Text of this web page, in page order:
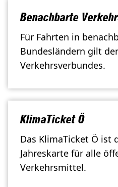
Benachbarte
Für Fahrten in
Bundesländern gilt
Verkehrsverbundes.
KlimaTicket Ö
Das KlimaTicket Ö ist
Jahreskarte für alle
Verkehrsmittel.